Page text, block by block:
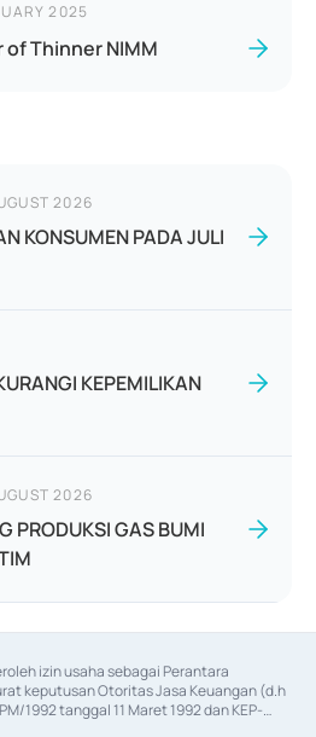
2025
of Thinner NIMM
2026
KONSUMEN PADA JULI
KEPEMILIKAN
2026
PRODUKSI GAS BUMI
izin usaha sebagai Perantara
keputusan Otoritas Jasa Keuangan (d.h
1992 tanggal 11 Maret 1992 dan KEP-
2014, izin usaha sebagai Penjamin Emisi